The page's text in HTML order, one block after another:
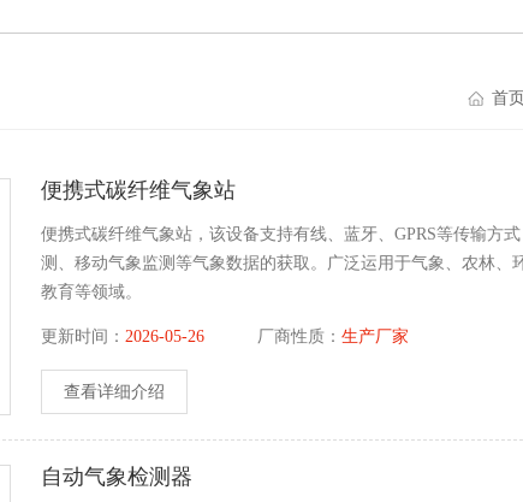
首页
便携式碳纤维气象站
便携式碳纤维气象站，该设备支持有线、蓝牙、GPRS等传输方
测、移动气象监测等气象数据的获取。广泛运用于气象、农林、
教育等领域。
更新时间：2026-05-26 厂商性质：生产厂家
查看详细介绍
自动气象检测器